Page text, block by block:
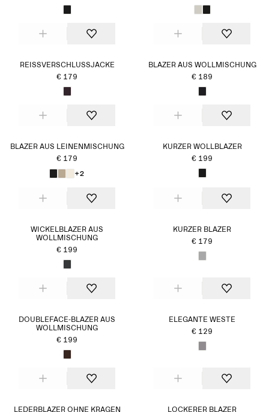
REISSVERSCHLUSSJACKE
€ 179
BLAZER AUS WOLLMISCHUNG
€ 189
BLAZER AUS LEINENMISCHUNG
€ 179
+2
KURZER WOLLBLAZER
€ 199
WICKELBLAZER AUS
WOLLMISCHUNG
€ 199
KURZER BLAZER
€ 179
DOUBLEFACE-BLAZER AUS
WOLLMISCHUNG
€ 199
ELEGANTE WESTE
€ 129
LEDERBLAZER OHNE KRAGEN
LOCKERER BLAZER